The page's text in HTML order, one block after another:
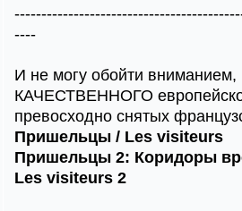
----
И не могу обойти вниманием,
КАЧЕСТВЕННОГО
превосходно снятых
Пришельцы / Les visiteurs
Пришельцы 2: Коридоры
Les visiteurs 2